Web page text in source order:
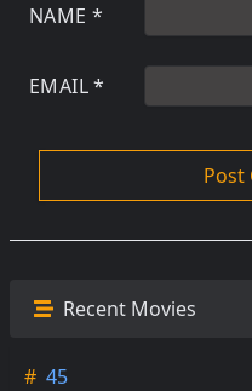
NAME *
EMAIL*
Recent Movies
# 45